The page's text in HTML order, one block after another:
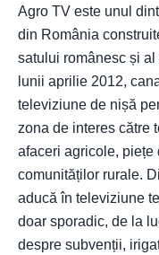
Agro TV este unul
din România
satului românesc și
lunii aprilie 2012,
televiziune de nișă
zona de interes către
afaceri agricole,
comunităților rurale.
aducă în televiziune
doar sporadic, de la
despre subvenții,